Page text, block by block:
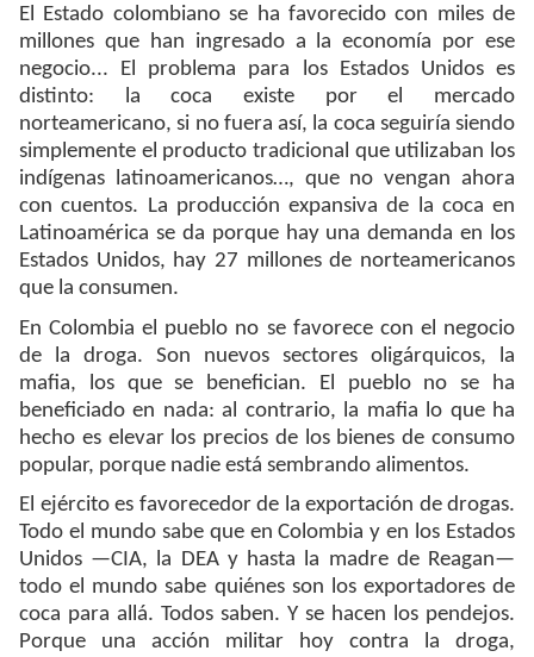
El Estado colombiano se ha favorecido con miles de
millones que han ingresado a la economía por ese
negocio... El problema para los Estados Unidos es
distinto: la coca existe por el mercado
norteamericano, si no fuera así, la coca seguiría siendo
simplemente el producto tradicional que utilizaban los
indígenas latinoamericanos…, que no vengan ahora
con cuentos. La producción expansiva de la coca en
Latinoamérica se da porque hay una demanda en los
Estados Unidos, hay 27 millones de norteamericanos
que la consumen.
En Colombia el pueblo no se favorece con el negocio
de la droga. Son nuevos sectores oligárquicos, la
mafia, los que se benefician. El pueblo no se ha
beneficiado en nada: al contrario, la mafia lo que ha
hecho es elevar los precios de los bienes de consumo
popular, porque nadie está sembrando alimentos.
El ejército es favorecedor de la exportación de drogas.
Todo el mundo sabe que en Colombia y en los Estados
Unidos —CIA, la DEA y hasta la madre de Reagan—
todo el mundo sabe quiénes son los exportadores de
coca para allá. Todos saben. Y se hacen los pendejos.
Porque una acción militar hoy contra la droga,